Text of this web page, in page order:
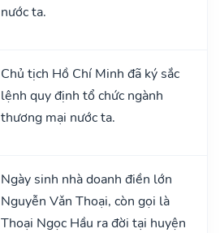
nước ta.
Chủ tịch Hồ Chí Minh đã ký sắc
lệnh quy định tổ chức ngành
thương mại nước ta.
Ngày sinh nhà doanh điền lớn
Nguyễn Vǎn Thoại, còn gọi là
Thoại Ngọc Hầu ra đời tại huyện